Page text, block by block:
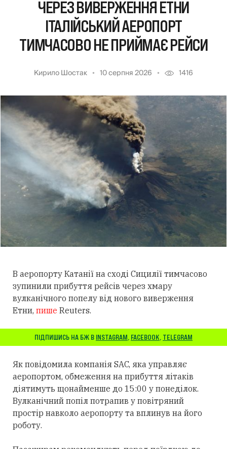
ЧЕРЕЗ ВИВЕРЖЕННЯ ЕТНИ
ІТАЛІЙСЬКИЙ АЕРОПОРТ
ТИМЧАСОВО НЕ ПРИЙМАЄ РЕЙСИ
Кирило Шостак 10 серпня 2026 1416
В аеропорту Катанії на сході Сицилії тимчасово
зупинили прибуття рейсів через хмару
вулканічного попелу від нового виверження
Етни, пише Reuters.
ПІДПИШИСЬ НА БЖ В INSTAGRAM, FACEBOOK, TELEGRAM
Як повідомила компанія SAC, яка управляє
аеропортом, обмеження на прибуття літаків
діятимуть щонайменше до 15:00 у понеділок.
Вулканічний попіл потрапив у повітряний
простір навколо аеропорту та вплинув на його
роботу.